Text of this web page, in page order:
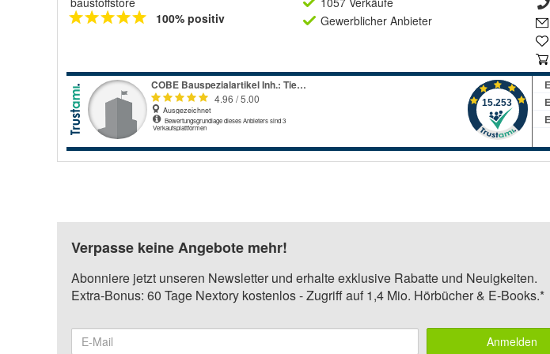
100% positiv
Gewerblicher Anbieter
Verpasse keine Angebote mehr!
Abonniere jetzt unseren Newsletter und erhalte exklusive Rabatte und Neuigkeiten.
Extra-Bonus: 60 Tage Nextory kostenlos - Zugriff auf 1,4 Mio. Hörbücher & E-Books.*
Anmelden